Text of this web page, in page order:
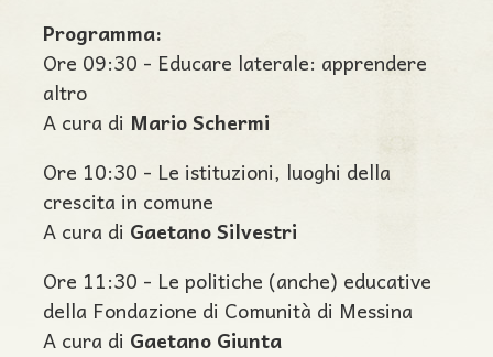
Programma:
Ore 09:30 - Educare laterale: apprendere
altro
A cura di Mario Schermi
Ore 10:30 - Le istituzioni, luoghi della
crescita in comune
A cura di Gaetano Silvestri
Ore 11:30 - Le politiche (anche) educative
della Fondazione di Comunità di Messina
A cura di Gaetano Giunta